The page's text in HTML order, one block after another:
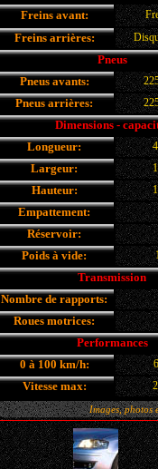
Freins avant:
Freins arrières:
Pneus
Pneus avants:
Pneus arrières:
Dimensions -
Longueur:
Largeur:
Hauteur:
Empattement:
Réservoir:
Poids à vide:
Transmission
Nombre de rapports:
Roues motrices:
Performances
0 à 100 km/h:
Vitesse max:
Images, photos